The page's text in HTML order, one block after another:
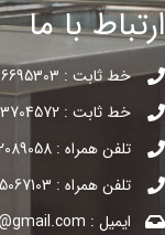
ارتباط با ما
خط ثابت : 02136695303
خط ثابت : 02133704572
تلفن همراه : 09102089058
تلفن همراه : 09125067103
ایمیل : Pasargad.industries@gmail.com